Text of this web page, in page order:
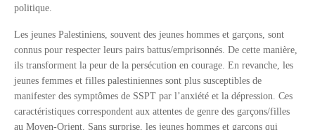
politique.
Les jeunes Palestiniens, souvent des jeunes hommes et garçons, sont
connus pour respecter leurs pairs battus/emprisonnés. De cette manière,
ils transforment la peur de la persécution en courage. En revanche, les
jeunes femmes et filles palestiniennes sont plus susceptibles de
manifester des symptômes de SSPT par l’anxiété et la dépression. Ces
caractéristiques correspondent aux attentes de genre des garçons/filles
au Moyen-Orient. Sans surprise, les jeunes hommes et garçons qui